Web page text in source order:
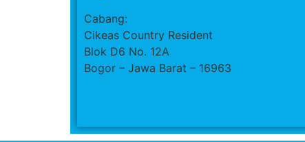
Cabang:
Cikeas Country Resident
Blok D6 No. 12A
Bogor – Jawa Barat – 16963